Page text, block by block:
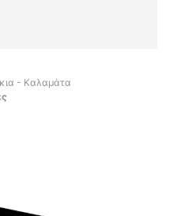
- Καλαμάτα